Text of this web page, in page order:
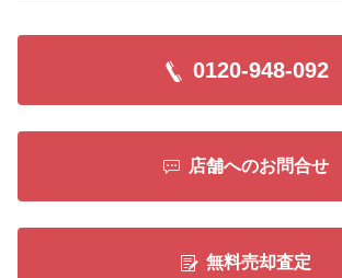
0120-948-092
店舗へのお問合せ
無料売却査定